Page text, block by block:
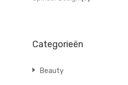
Categorieën
Beauty